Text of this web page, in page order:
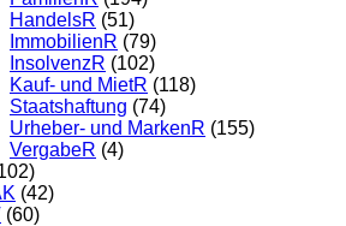
HandelsR (51)
ImmobilienR (79)
InsolvenzR (102)
Kauf- und MietR (118)
Staatshaftung (74)
Urheber- und MarkenR (155)
VergabeR (4)
(42)
(60)